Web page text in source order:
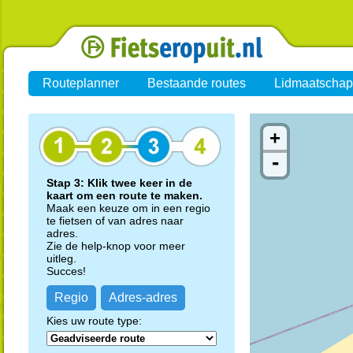
Routeplanner Bestaande routes Lidmaatschap
Stap 3: Klik twee keer in de
kaart om een route te maken.
Maak een keuze om in een regio
te fietsen of van adres naar
adres.
Zie de help-knop voor meer
uitleg.
Succes!
Regio Adres-adres
Kies uw route type:
+
-